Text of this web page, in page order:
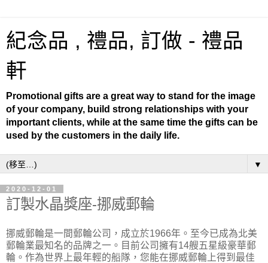
紀念品 , 禮品, 訂做 - 禮品
軒
Promotional gifts are a great way to stand for the image
of your company, build strong relationships with your
important clients, while at the same time the gifts can be
used by the customers in the daily life.
▼
2020-12-01
訂製水晶獎座-挪威郵輪
挪威郵輪是一間郵輪公司，成立於1966年。至今已成為北美
郵輪業最知名的品牌之一。目前公司擁有14艘五星級豪華郵
輪。作為世界上最年輕的船隊，您能在挪威郵輪上得到最佳